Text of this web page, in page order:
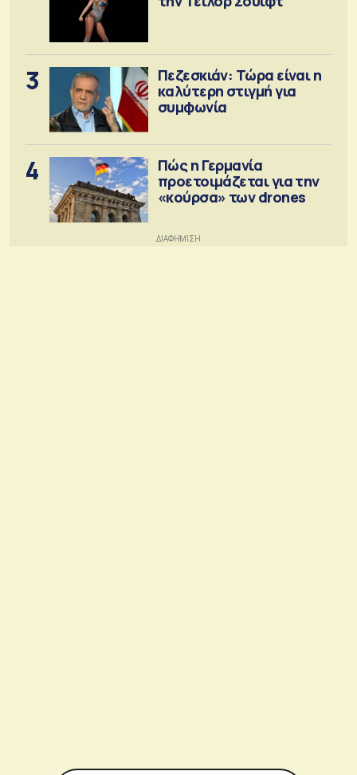
3
Πεζεσκιάν: Τώρα είναι η
καλύτερη στιγμή για
συμφωνία
4
Πώς η Γερμανία
προετοιμάζεται για την
«κούρσα» των drones